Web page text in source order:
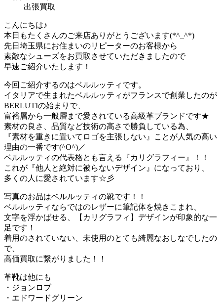
出張買取
こんにちは♪
本日もたくさんのご来店ありがとうございます(*^_^*)
先日埼玉県にお住まいのリピーターのお客様から
素敵なシューズをお買取させていただきましたので
早速ご紹介いたします！
今回ご紹介するのはベルルッティです。
イタリアで生まれたベルルッティがフランスで創業したのが
BERLUTIの始まりで、
富裕層から一般層まで愛されている高級革ブランドです★
素材の良さ、品質など技術の高さで勝負している為、
『素材を重きに置いてロゴを主張しない』ことが人気の高い
理由の一番です(^O^)／
ベルルッティの代表格とも言える『カリグラフィー』！！
これが『他人と絶対に被らないデザイン』になっており、
多くの人に愛されています☆彡
写真のお品はベルルッティの靴です！！
ベルルッティならではのレザーに筆記体を焼きこまれ、
文字を浮かばせる、【カリグラフィ】デザインが印象的な一
足です！
着用のされていない、未使用のとても綺麗なおしなでしたの
で、
高価買取に繋がりました！！
革靴は他にも
・ジョンロブ
・エドワードグリーン